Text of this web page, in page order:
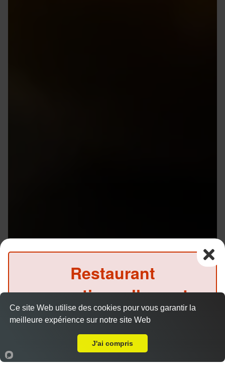
Accueil Panier Compte
Restaurant
exceptionnellement
fermé ce midi
(Précommande possible)
Ce site Web utilise des cookies pour vous garantir la
meilleure expérience sur notre site Web
J'ai compris